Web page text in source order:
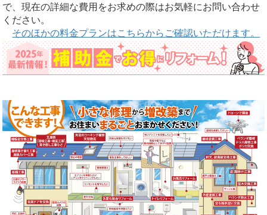
で、現在の詳細な費用をお求めの際はお気軽にお問い合わせ
ください。
そのほかの料金プランはこちらからご確認いただけます。